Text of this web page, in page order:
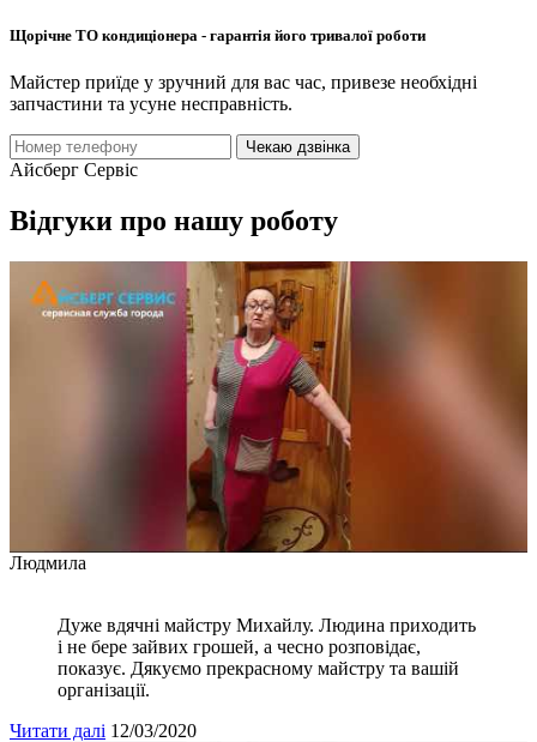
Щорічне ТО кондиціонера - гарантія його тривалої роботи
Майстер приїде у зручний для вас час, привезе необхідні
запчастини та усуне несправність.
Чекаю дзвінка
Айсберг Сервіс
Відгуки про нашу роботу
Людмила
Дуже вдячні майстру Михайлу. Людина приходить
і не бере зайвих грошей, а чесно розповідає,
показує. Дякуємо прекрасному майстру та вашій
організації.
Читати далі 12/03/2020